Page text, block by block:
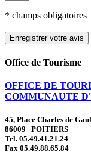
* champs obligatoires
Office de Tourisme
OFFICE DE
COMMUNAUTE
45, Place Charles de
86009 POITIERS
Tel. 05.49.41.21.24
Fax 05.49.88.65.84